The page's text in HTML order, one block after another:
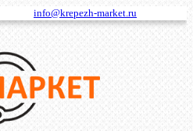
info@krepezh-market.ru